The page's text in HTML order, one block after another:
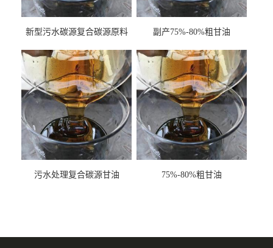
新型污水碳源复合碳源原料
副产75%-80%粗甘油
污水处理复合碳源甘油
75%-80%粗甘油